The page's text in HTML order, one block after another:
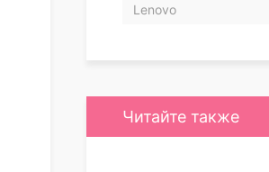
Lenovo
Читайте также